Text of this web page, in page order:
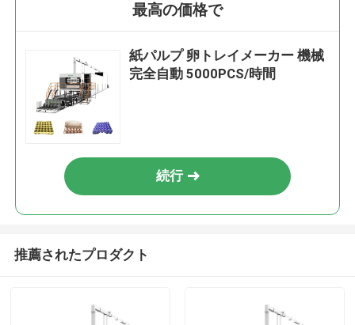
最高の価格で
紙パルプ 卵トレイメーカー 機械
完全自動 5000PCS/時間
続行
推薦されたプロダクト